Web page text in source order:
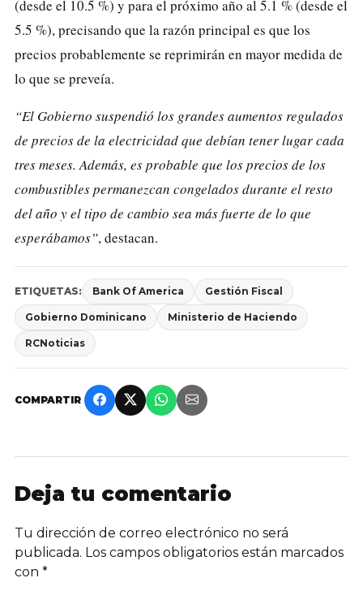
(desde el 10.5 %) y para el próximo año al 5.1 % (desde el
5.5 %), precisando que la razón principal es que los
precios probablemente se reprimirán en mayor medida de
lo que se preveía.
“El Gobierno suspendió los grandes aumentos regulados
de precios de la electricidad que debían tener lugar cada
tres meses. Además, es probable que los precios de los
combustibles permanezcan congelados durante el resto
del año y el tipo de cambio sea más fuerte de lo que
esperábamos”, destacan.
ETIQUETAS: Bank Of America Gestión Fiscal
Gobierno Dominicano Ministerio de Haciendo
RCNoticias
COMPARTIR
Deja tu comentario
Tu dirección de correo electrónico no será
publicada. Los campos obligatorios están marcados
con *